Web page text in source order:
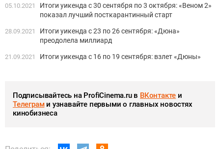
05.10.2021
Итоги уикенда с 30 сентября по 3 октября: «Веном 2»
показал лучший посткарантинный старт
28.09.2021
Итоги уикенда с 23 по 26 сентября: «Дюна»
преодолела миллиард
21.09.2021 Итоги уикенда с 16 по 19 сентября: взлет «Дюны»
Подписывайтесь на ProfiCinema.ru в ВКонтакте и
Телеграми узнавайте первыми о главных новостях
кинобизнеса